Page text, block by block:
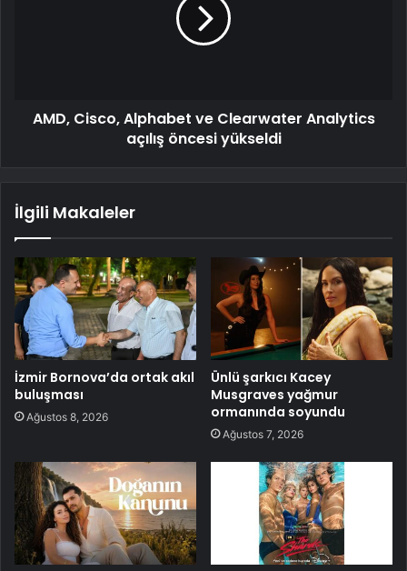
AMD, Cisco, Alphabet ve Clearwater Analytics
açılış öncesi yükseldi
İlgili Makaleler
İzmir Bornova’da ortak akıl
buluşması
Ağustos 8, 2026
Ünlü şarkıcı Kacey
Musgraves yağmur
ormanında soyundu
Ağustos 7, 2026